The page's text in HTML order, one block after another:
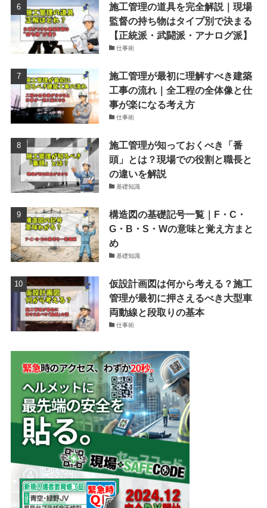
施工管理の道具を完全解説｜現場
監督の持ち物はタイプ別で決まる
【正統派・武闘派・アナログ派】
仕事術
施工管理が最初に理解すべき建築
工事の流れ｜全工程の全体像と仕
事が楽になる考え方
仕事術
施工管理が知っておくべき「番
頭」とは？現場での役割と職長と
の違いを解説
基礎知識
構造図の基礎記号一覧｜F・C・
G・B・S・Wの意味と覚え方まと
め
基礎知識
仮設計画図は何から考える？施工
管理が最初に押さえるべき大型車
両動線と段取りの基本
仕事術